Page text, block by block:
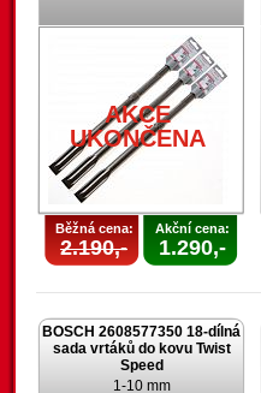
AKCE
UKONČENA
Běžná cena:
2.190,-
Akční cena:
1.290,-
BOSCH 2608577350 18-dílná
sada vrtáků do kovu Twist
Speed
1-10 mm